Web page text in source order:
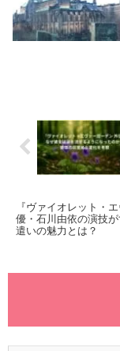
『ヴァイオレット・
優・石川由依の演技
遣いの魅力とは？